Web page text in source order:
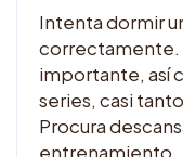
Intenta dormir
correctamente.
importante, así
series, casi
Procura
entrenamiento.